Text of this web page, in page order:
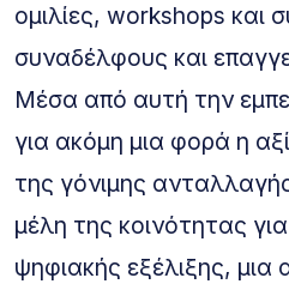
ομιλίες, workshops και
συναδέλφους και
Μέσα από αυτή την
για ακόμη μια φορά η
της γόνιμης
μέλη της κοινότητας
ψηφιακής εξέλιξης, μια